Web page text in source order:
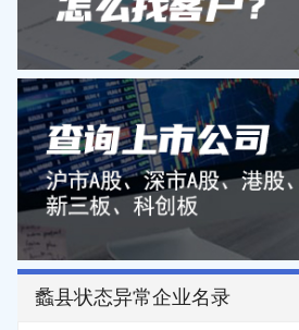
蠡县状态异常企业名录